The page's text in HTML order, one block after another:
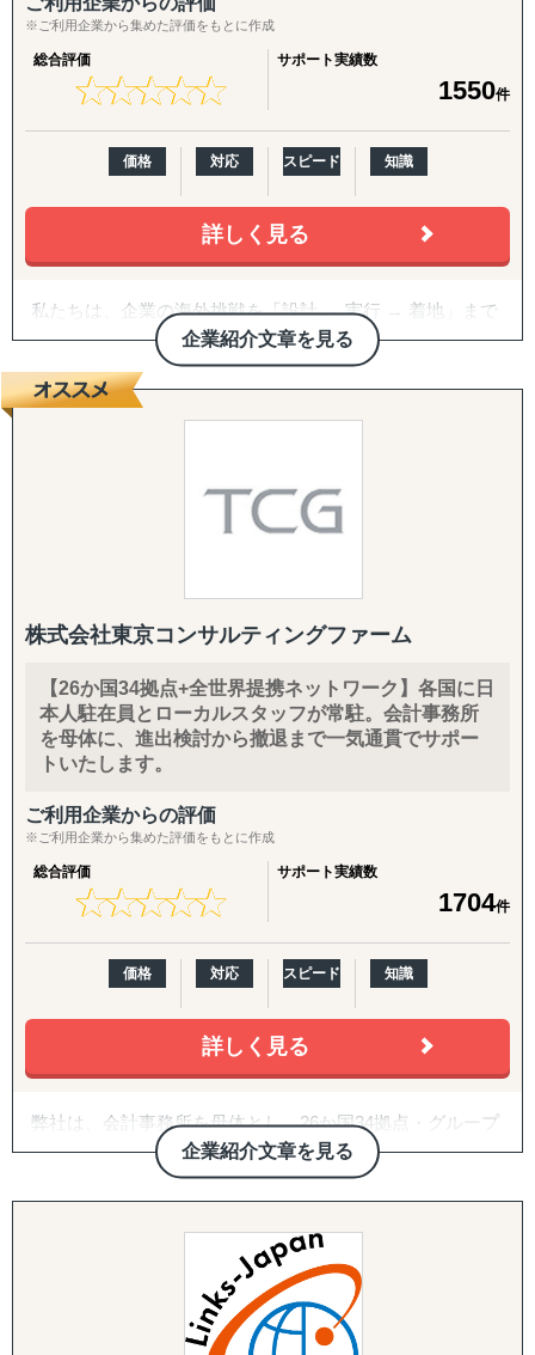
※ご利用企業から集めた評価をもとに作成
総合評価
★★★★★
★★★★★
サポート実績数
1550件
価格 対応 スピード 知識
詳しく見る
企業紹介文章を見る
私たちは、企業の海外挑戦を「設計 → 実行 → 着地」まで
一気通貫で伴走支援します。
『どの国が最適か？』を見極めるゼロ→イチの意思決定か
※支援主要各国の現地スタッフ300人以上配置。進出後も
継続して支援できる体制を構築しています。
------------------------------------
■ サポート対象国（グループ別）
↳ ASEAN主要国：タイ・ベトナム・マレーシア・カンボ
↳ アジア（中華系）：日本・香港・シンガポール・台湾・
韓国
↳ アジア（中東ほか）：ドバイ・サウジアラビア・イン
ド・バングラデシュ・モンゴル
↳ 欧米：アメリカ・イギリス・フランス・ドイツ
※サポート内容により、対応の可否や得意・不得意な分野
があります。
------------------------------------
■ 対応施策について
◆以下はこれまで当社で実績が多く、特にニーズの高い支
援パッケージです。
『LocaBrain（ロカブレイン）｜海外進出 現地顧問サービ
↳ AIが出した"答えっぽいもの"を、現地のリアルで答え合
わせする。海外進出の現地顧問サービス。
『INTERForce｜海外進出伴走サポート』
株式会社東京コンサルティングファーム
【26か国34拠点+全世界提携ネットワーク】各国に日
本人駐在員とローカルスタッフが常駐。会計事務所
を母体に、進出検討から撤退まで一気通貫でサポー
トいたします。
ご利用企業からの評価
※ご利用企業から集めた評価をもとに作成
総合評価
★★★★★
★★★★★
サポート実績数
1704件
価格 対応 スピード 知識
詳しく見る
企業紹介文章を見る
弊社は、会計事務所を母体とし、26か国34拠点・グループ
従業員357名のグローバルコンサルティングファームで
2007年に日本の会計事務所として初めてインドに進出し、
翌年ASEAN一帯、中南米等にも展開。
20年近い海外実務の蓄積があり、実績・ノウハウも豊富に